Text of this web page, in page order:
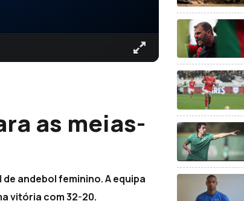
as meias-
andebol feminino. A equipa
vitória com 32-20.